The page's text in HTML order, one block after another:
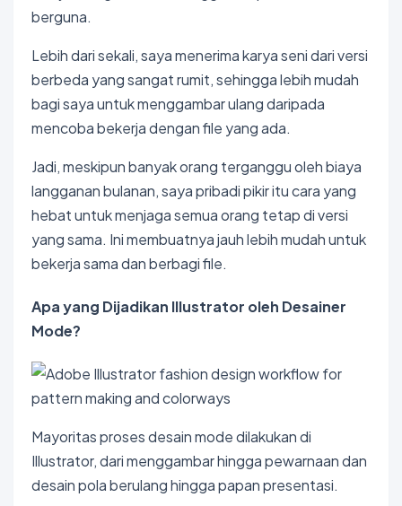
berguna.
Lebih dari sekali, saya menerima karya seni dari versi
berbeda yang sangat rumit, sehingga lebih mudah
bagi saya untuk menggambar ulang daripada
mencoba bekerja dengan file yang ada.
Jadi, meskipun banyak orang terganggu oleh biaya
langganan bulanan, saya pribadi pikir itu cara yang
hebat untuk menjaga semua orang tetap di versi
yang sama. Ini membuatnya jauh lebih mudah untuk
bekerja sama dan berbagi file.
Apa yang Dijadikan Illustrator oleh Desainer
Mode?
Mayoritas proses desain mode dilakukan di
Illustrator, dari menggambar hingga pewarnaan dan
desain pola berulang hingga papan presentasi.